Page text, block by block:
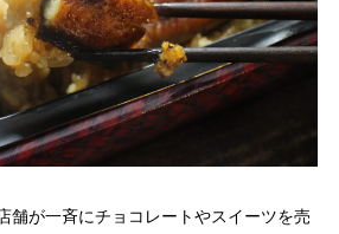
舗が一斉にチョコレートやスイーツを売